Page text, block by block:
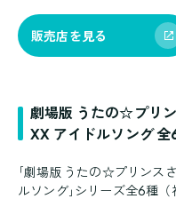
販売店を見る
劇場版 うたの☆プリ
XX アイドルソング
｢劇場版 うたの☆プリンス
ルソング｣シリーズ全6種